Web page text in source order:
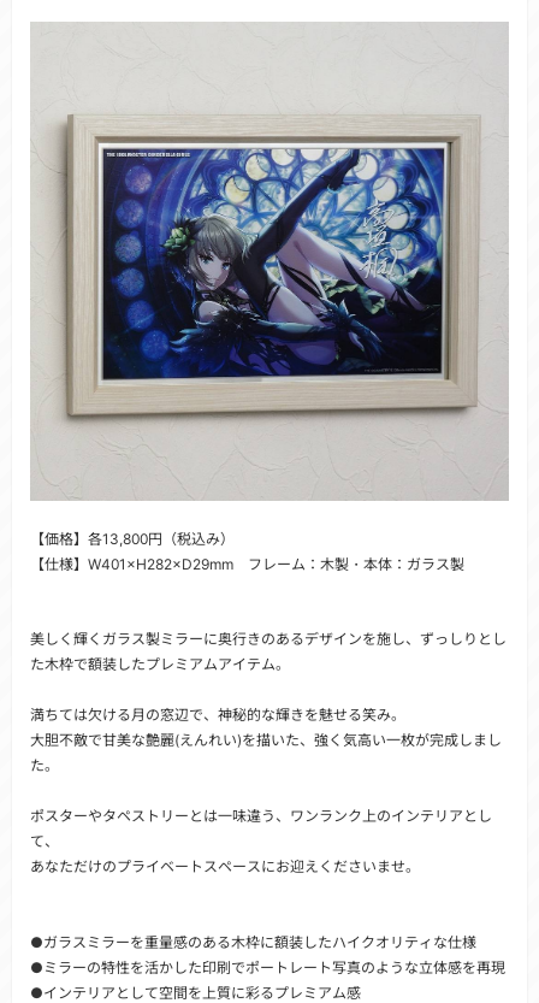
【価格】各13,800円（税込み）
【仕様】W401×H282×D29mm フレーム：木製・本体：ガラス製
美しく輝くガラス製ミラーに奥行きのあるデザインを施し、ずっしりとし
た木枠で額装したプレミアムアイテム。
満ちては欠ける月の窓辺で、神秘的な輝きを魅せる笑み。
大胆不敵で甘美な艶麗(えんれい)を描いた、強く気高い一枚が完成しまし
た。
ポスターやタペストリーとは一味違う、ワンランク上のインテリアとし
て、
あなただけのプライベートスペースにお迎えくださいませ。
●ガラスミラーを重量感のある木枠に額装したハイクオリティな仕様
●ミラーの特性を活かした印刷でポートレート写真のような立体感を再現
●インテリアとして空間を上質に彩るプレミアム感